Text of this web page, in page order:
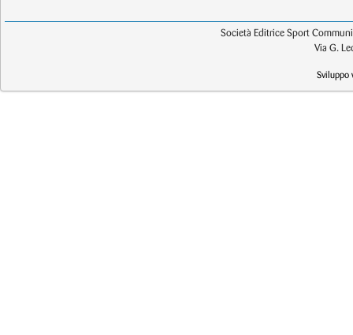
Società Editrice Sport
Via G.
Sviluppo